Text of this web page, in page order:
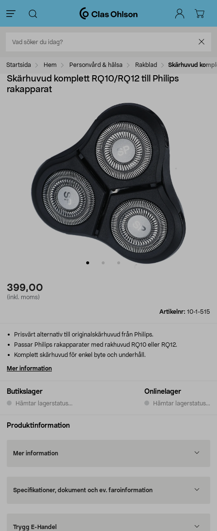
Startsida Hem Personvård & hälsa Rakblad Skärhuvud
Skärhuvud komplett RQ10/RQ12 till Philips
rakapparat
399,00
(inkl. moms)
Artikelnr: 10-1-515
Butikslager
Hämtar lagerstatus...
Onlinelager
Hämtar lagerstatus...
Prisvärt alternativ till originalskärhuvud från Philips.
Passar Philips rakapparater med rakhuvud RQ10 eller RQ12.
Komplett skärhuvud för enkel byte och underhåll.
Mer information
Produktinformation
Mer information
Specifikationer, dokument och ev. faroinformation
Trygg E-Handel